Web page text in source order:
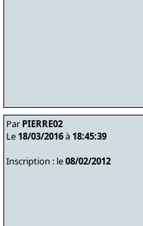
Par PIERRE02
Le 18/03/2016à 18:45:39
Inscription : le08/02/2012